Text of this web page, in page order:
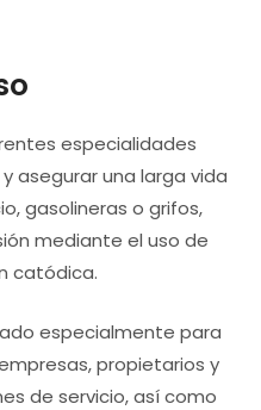
especialidades
asegurar una larga vida
gasolineras o grifos,
mediante el uso de
catódica.
especialmente para
propietarios y
de servicio, así como